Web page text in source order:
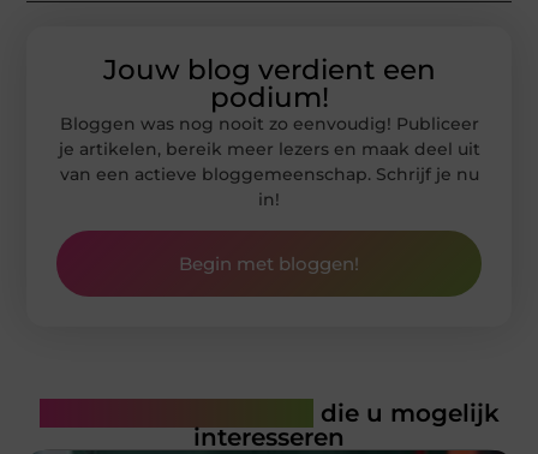
Jouw blog verdient een
podium!
Bloggen was nog nooit zo eenvoudig! Publiceer
je artikelen, bereik meer lezers en maak deel uit
van een actieve bloggemeenschap. Schrijf je nu
in!
Begin met bloggen!
die u mogelijk
interesseren